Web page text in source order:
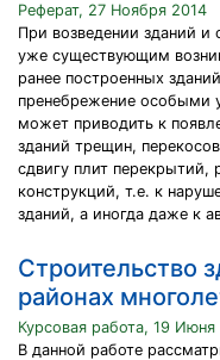
Реферат, 27 Ноября 2014
При возведении зданий
уже существующим
ранее построенных
пренебрежение особыми
может приводить к
зданий трещин,
сдвигу плит перекрытий,
конструкций, т.е. к
зданий, а иногда даже к
Строительство
районах
Курсовая работа, 19 Июня
В данной работе